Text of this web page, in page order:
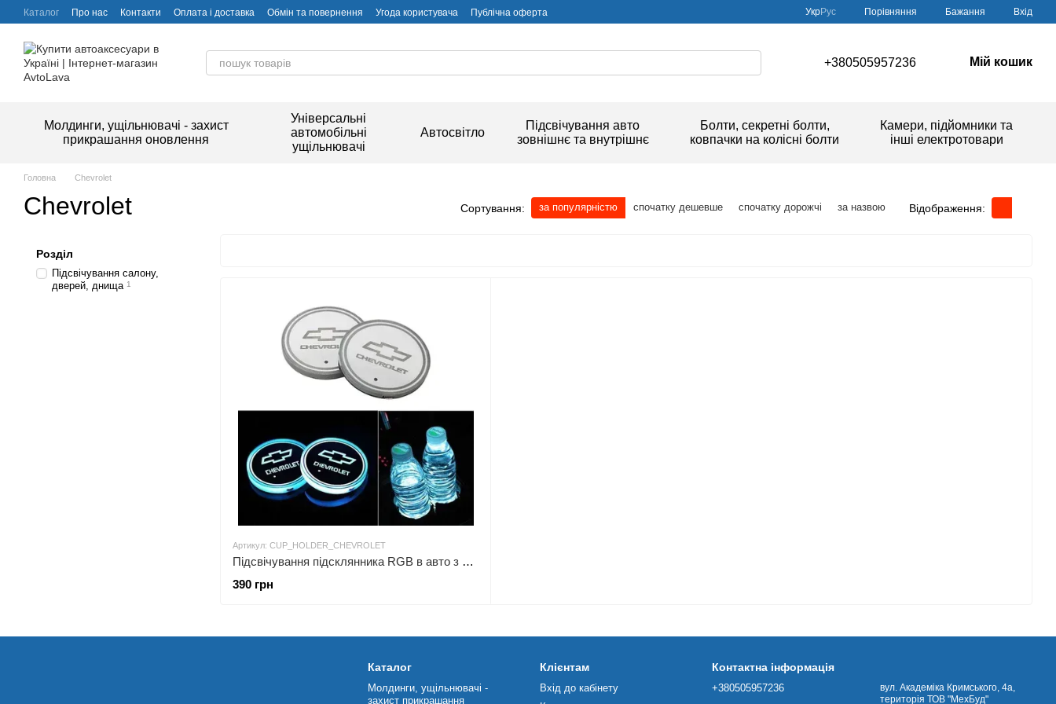
Перейти до основного контенту
Каталог Про нас Контакти Оплата і доставка Обмін та повернення Угода користувача Публічна оферта УкрРус Порівняння Бажання Вхід
+380505957236 Мій кошик
Молдинги, ущільнювачі - захист
прикрашання оновлення
Універсальні
автомобільні
ущільнювачі
Автосвітло
Підсвічування авто
зовнішнє та внутрішнє
Болти, секретні болти,
ковпачки на колісні болти
Камери, підйомники та
інші електротовари
Головна Chevrolet
Chevrolet Сортування: за популярністю спочатку дешевше спочатку дорожчі за назвою Відображення:
Артикул: CUP_HOLDER_CHEVROLET
Підсвічування підсклянника RGB в авто з логотипом автомобіля CHEVROLET(к-кт 2 шт.)
390 грн
Розділ
Підсвічування салону,
дверей, днища 1
Каталог
Молдинги, ущільнювачі -
захист прикрашання
Клієнтам
Вхід до кабінету
Контактна інформація
+380505957236
вул. Академіка Кримського, 4а,
територія ТОВ "МехБуд"